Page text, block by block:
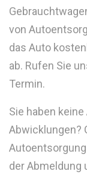
von
das Auto
ab. Rufen Sie
Termin.
Sie haben
Abwicklungen?
der Abmeldung